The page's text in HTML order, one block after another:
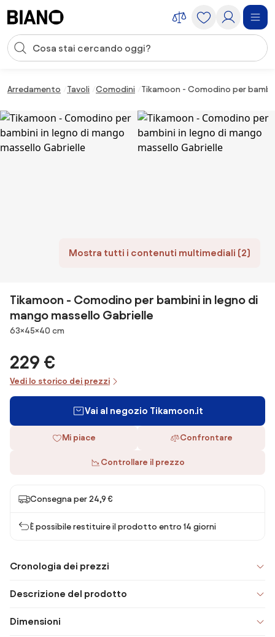
Input della ricerca
Arredamento Tavoli Comodini Tikamoon - Comodino per
Mostra tutti i contenuti multimediali (2)
Tikamoon - Comodino per bambini in legno di
mango massello Gabrielle
Dimensioni
63×45×40 cm
229 €
Vedi lo storico dei prezzi
Vai al negozio Tikamoon.it
Mi piace Confrontare
Controllare il prezzo
Consegna per 24,9 €
È possibile restituire il prodotto entro 14 giorni
Cronologia dei prezzi
Descrizione del prodotto
Dimensioni